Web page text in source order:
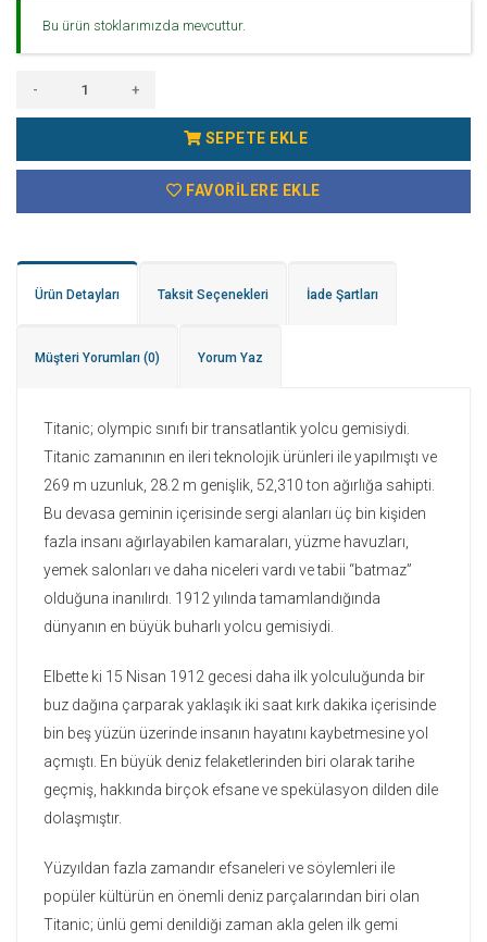
Bu ürün stoklarımızda mevcuttur.
- +
SEPETE EKLE
FAVORILERE EKLE
Ürün Detayları Taksit Seçenekleri İade Şartları
Müşteri Yorumları (0) Yorum Yaz
Titanic; olympic sınıfı bir transatlantik yolcu gemisiydi.
Titanic zamanının en ileri teknolojik ürünleri ile yapılmıştı ve
269 m uzunluk, 28.2 m genişlik, 52,310 ton ağırlığa sahipti.
Bu devasa geminin içerisinde sergi alanları üç bin kişiden
fazla insanı ağırlayabilen kamaraları, yüzme havuzları,
yemek salonları ve daha niceleri vardı ve tabii “batmaz”
olduğuna inanılırdı. 1912 yılında tamamlandığında
dünyanın en büyük buharlı yolcu gemisiydi.
Elbette ki 15 Nisan 1912 gecesi daha ilk yolculuğunda bir
buz dağına çarparak yaklaşık iki saat kırk dakika içerisinde
bin beş yüzün üzerinde insanın hayatını kaybetmesine yol
açmıştı. En büyük deniz felaketlerinden biri olarak tarihe
geçmiş, hakkında birçok efsane ve spekülasyon dilden dile
dolaşmıştır.
Yüzyıldan fazla zamandır efsaneleri ve söylemleri ile
popüler kültürün en önemli deniz parçalarından biri olan
Titanic; ünlü gemi denildiği zaman akla gelen ilk gemi